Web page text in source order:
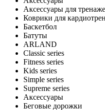
Аксессуары для
Коврики для
Баскетбол
Батуты
ARLAND
Classic series
Fitness series
Kids series
Simple series
Supreme series
Аксессуары
Беговые дорожки